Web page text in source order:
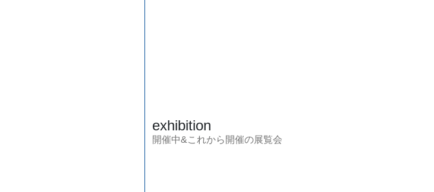
exhibition
開催中&これから開催の展覧会